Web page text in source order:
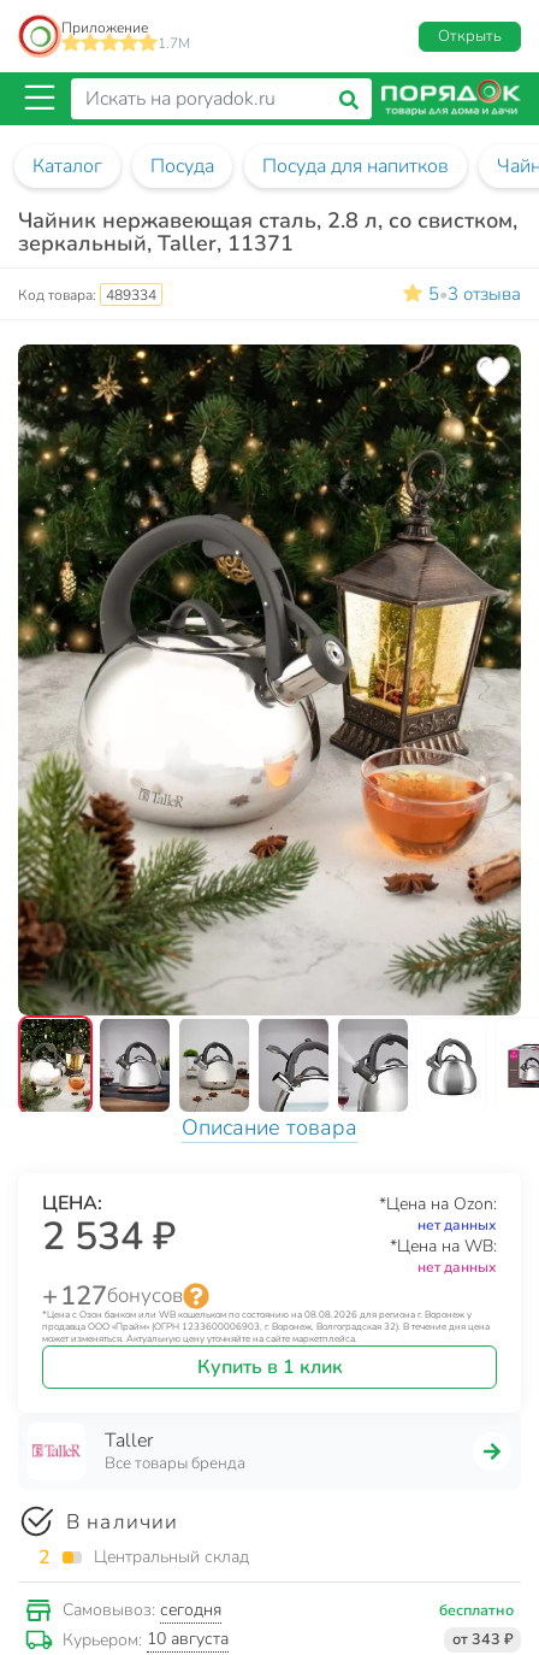
Приложение
1.7M
Открыть
Каталог Посуда Посуда для напитков
Чайник нержавеющая сталь, 2.8 л, со свистком,
зеркальный, Taller, 11371
Код товара: 489334 5•3 отзыва
Описание товара
ЦЕНА:
2 534 ₽
*Цена на Ozon:
нет данных
*Цена на WB:
нет данных
+ 127бонусов
*Цена с Озон банком или WB кошельком по состоянию на 08.08.2026 для региона г. Воронеж у
продавца ООО «Прайм» (ОГРН 1233600006903, г. Воронеж, Волгоградская 32). В течение дня цена
может изменяться. Актуальную цену уточняйте на сайте маркетплейса.
Купить в 1 клик
Taller
Все товары бренда
В наличии
2 Центральный склад
Самовывоз: сегодня бесплатно
Курьером: 10 августа от 343 ₽